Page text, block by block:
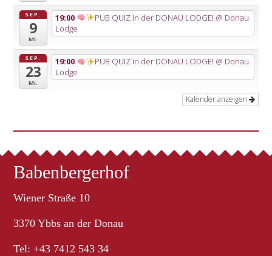
SEP.
9
Mi.
19:00 PUB QUIZ in der DONAU LODGE! @ Donau
Lodge
SEP.
23
Mi.
19:00 PUB QUIZ in der DONAU LODGE! @ Donau
Lodge
Kalender anzeigen
Babenbergerhof
Wiener Straße 10
3370 Ybbs an der Donau
Tel: +43 7412 543 34